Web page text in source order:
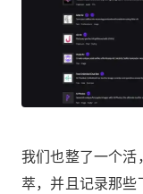
我们也整了一个活
萃，并且记录那